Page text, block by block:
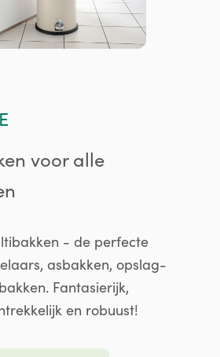
voor alle
- de perfecte
asbakken, opslag-
Fantasierijk,
en robuust!